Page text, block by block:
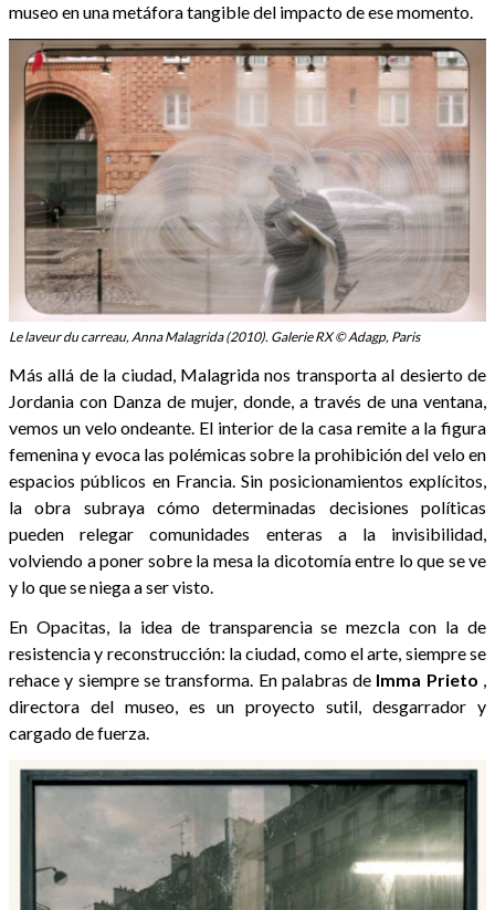
museo en una metáfora tangible del impacto de ese momento.
Le laveur du carreau, Anna Malagrida (2010). Galerie RX © Adagp, Paris
Más allá de la ciudad, Malagrida nos transporta al desierto de
Jordania con Danza de mujer, donde, a través de una ventana,
vemos un velo ondeante. El interior de la casa remite a la figura
femenina y evoca las polémicas sobre la prohibición del velo en
espacios públicos en Francia. Sin posicionamientos explícitos,
la obra subraya cómo determinadas decisiones políticas
pueden relegar comunidades enteras a la invisibilidad,
volviendo a poner sobre la mesa la dicotomía entre lo que se ve
y lo que se niega a ser visto.
En Opacitas, la idea de transparencia se mezcla con la de
resistencia y reconstrucción: la ciudad, como el arte, siempre se
rehace y siempre se transforma. En palabras de Imma Prieto ,
directora del museo, es un proyecto sutil, desgarrador y
cargado de fuerza.